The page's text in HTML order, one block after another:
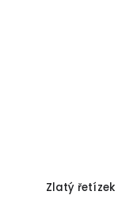
Zlatý řetízek